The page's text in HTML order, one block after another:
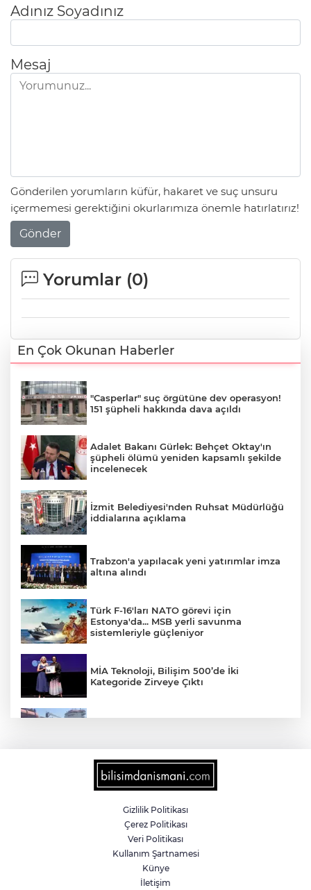
Adınız Soyadınız
Mesaj
Gönderilen yorumların küfür, hakaret ve suç unsuru
içermemesi gerektiğini okurlarımıza önemle hatırlatırız!
Gönder
Yorumlar (0)
En Çok Okunan Haberler
"Casperlar" suç örgütüne dev operasyon!
151 şüpheli hakkında dava açıldı
Adalet Bakanı Gürlek: Behçet Oktay'ın
şüpheli ölümü yeniden kapsamlı şekilde
incelenecek
İzmit Belediyesi'nden Ruhsat Müdürlüğü
iddialarına açıklama
Trabzon'a yapılacak yeni yatırımlar imza
altına alındı
Türk F-16'ları NATO görevi için
Estonya'da... MSB yerli savunma
sistemleriyle güçleniyor
MİA Teknoloji, Bilişim 500’de İki
Kategoride Zirveye Çıktı
6 milyon emekliyi ilgilendiriyor... Emekli
aylığı fark ödemeleri 7 Ağustos'ta
Teröristler teslim olmaya devam ediyor...
Hudutlarda 490 kişi yakalandı
İletişim'den 'Terörsüz Türkiye' hedefli
Gizlilik Politikası
Çerez Politikası
Veri Politikası
Kullanım Şartnamesi
Künye
İletişim